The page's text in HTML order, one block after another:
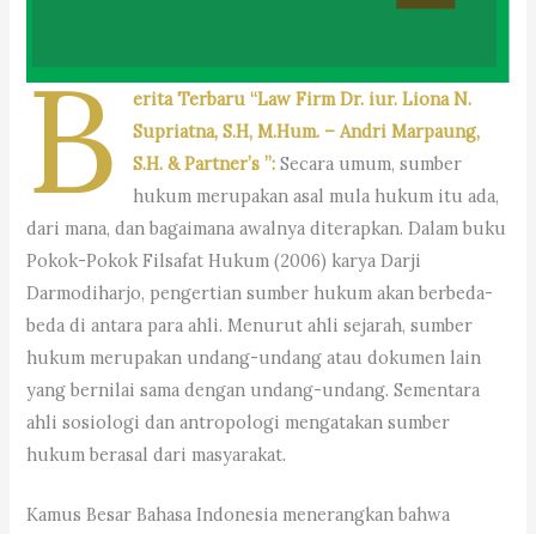
B
erita Terbaru “Law Firm Dr. iur. Liona N.
Supriatna, S.H, M.Hum. – Andri Marpaung,
S.H. & Partner’s ”:Secara umum, sumber
hukum merupakan asal mula hukum itu ada,
dari mana, dan bagaimana awalnya diterapkan. Dalam buku
Pokok-Pokok Filsafat Hukum (2006) karya Darji
Darmodiharjo, pengertian sumber hukum akan berbeda-
beda di antara para ahli. Menurut ahli sejarah, sumber
hukum merupakan undang-undang atau dokumen lain
yang bernilai sama dengan undang-undang. Sementara
ahli sosiologi dan antropologi mengatakan sumber
hukum berasal dari masyarakat.
Kamus Besar Bahasa Indonesia menerangkan bahwa